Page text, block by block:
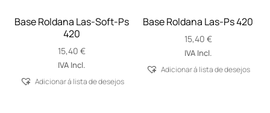
Base Roldana Las-Soft-Ps
420
15,40€
IVA Incl.
Adicionar á lista de desejos
Base Roldana Las-Ps 420
15,40 €
IVA Incl.
Adicionar á lista de desejos